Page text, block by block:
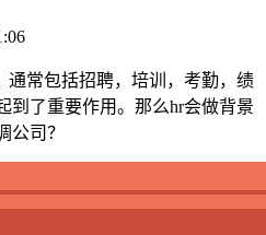
通常包括招聘，培训，考勤，绩
到了重要作用。那么hr会做背景
公司？